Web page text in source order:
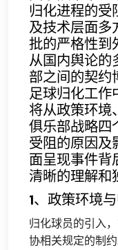
归化进程的受
及技术层面多
批的严格性到
从国内舆论的
部之间的契约
足球归化工作
将从政策环境
俱乐部战略四
受阻的原因及
面呈现事件背
清晰的理解和
1、政策环境
归化球员的引入
协相关规定的制